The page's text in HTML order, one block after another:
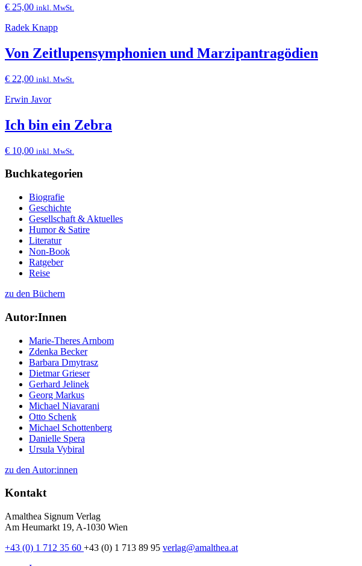
€ 25,00 inkl. MwSt.
Radek Knapp
Von Zeitlupensymphonien und Marzipantragödien
€ 22,00 inkl. MwSt.
Erwin Javor
Ich bin ein Zebra
€ 10,00 inkl. MwSt.
Buchkategorien
Biografie
Geschichte
Gesellschaft & Aktuelles
Humor & Satire
Literatur
Non-Book
Ratgeber
Reise
zu den Büchern
Autor:Innen
Marie-Theres Arnbom
Zdenka Becker
Barbara Dmytrasz
Dietmar Grieser
Gerhard Jelinek
Georg Markus
Michael Niavarani
Otto Schenk
Michael Schottenberg
Danielle Spera
Ursula Vybiral
zu den Autor:innen
Kontakt
Amalthea Signum Verlag
Am Heumarkt 19, A-1030 Wien
+43 (0) 1 712 35 60 +43 (0) 1 713 89 95 verlag@amalthea.at